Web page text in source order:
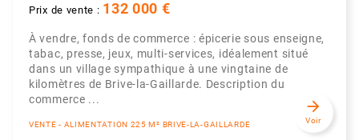
Prix de vente : 132 000 €
À vendre, fonds de commerce : épicerie sous enseigne,
tabac, presse, jeux, multi-services, idéalement situé
dans un village sympathique à une vingtaine de
kilomètres de Brive-la-Gaillarde. Description du
commerce ...
VENTE - ALIMENTATION 225 M² BRIVE-LA-GAILLARDE
arrow_forward
Voir